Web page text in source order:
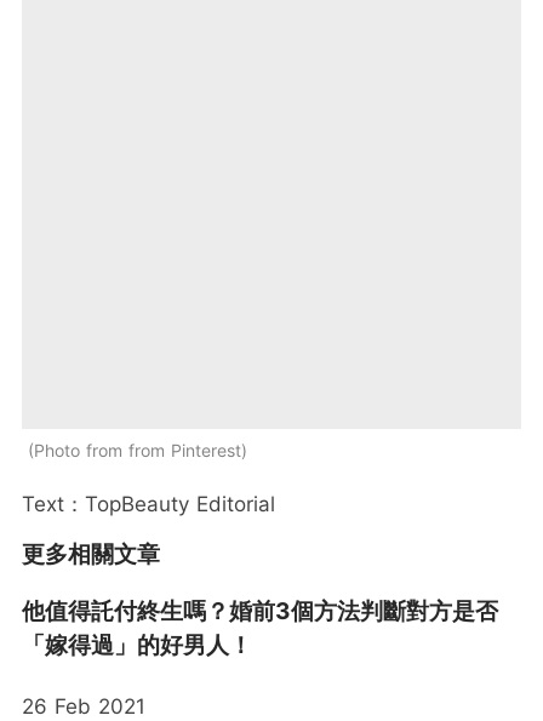
Photo from from Pinterest
Text：TopBeauty Editorial
更多相關文章
他值得託付終生嗎？婚前3個方法判斷對方是否
「嫁得過」的好男人！
26 Feb 2021